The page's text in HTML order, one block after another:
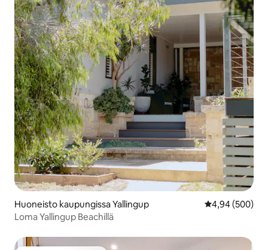
Huoneisto kaupungissa Yallingup
4,94 (500)
Loma Yallingup Beachillä